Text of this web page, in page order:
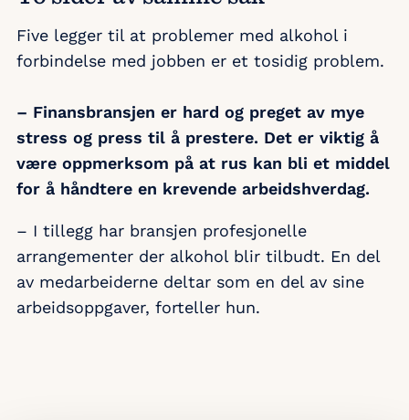
Five legger til at problemer med alkohol i
forbindelse med jobben er et tosidig problem.
– Finansbransjen er hard og preget av mye
stress og press til å prestere. Det er viktig å
være oppmerksom på at rus kan bli et middel
for å håndtere en krevende arbeidshverdag.
– I tillegg har bransjen profesjonelle
arrangementer der alkohol blir tilbudt. En del
av medarbeiderne deltar som en del av sine
arbeidsoppgaver, forteller hun.